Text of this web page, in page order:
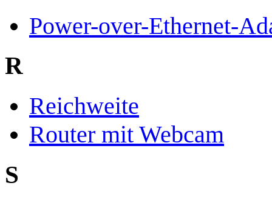
Power-over-Ethernet-
R
Reichweite
Router mit Webcam
S